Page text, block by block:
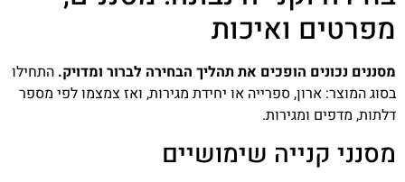
מפרטים ואיכות
מסננים נכונים הופכים את תהליך הבחירה לברור ומדויק. התחילו
בסוג המוצר: ארון, ספרייה או יחידת מגירות, ואז צמצמו לפי מספר
דלתות, מדפים ומגירות.
מסנני קנייה שימושיים